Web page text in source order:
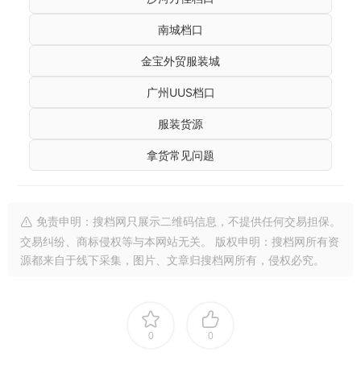
南城档口
金宝外贸服装城
广州UUS档口
服装货源
拿货常见问题
免责申明：搜档网只展示二维码信息，不提供任何交易担保。
交易纠纷、商标侵权等与本网站无关。 版权申明：搜档网所有资
源都来自于线下采集，图片、文章归搜档网所有，侵权必究。
0 0